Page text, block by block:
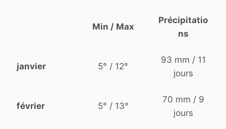
Min / Max
Précipitatio
ns
janvier 5° / 12°
93 mm / 11
jours
février 5° / 13°
70 mm / 9
jours